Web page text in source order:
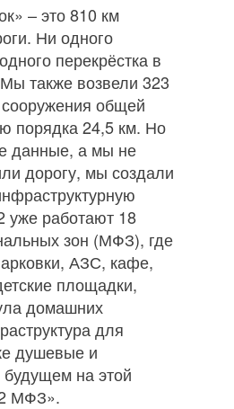
– это 810 км
Ни одного
перекрёстка в
также возвели 323
сооружения общей
порядка 24,5 км. Но
данные, а мы не
дорогу, мы создали
уже работают 18
зон (МФЗ), где
АЗС, кафе,
площадки,
домашних
для
душевые и
на этой
МФЗ».